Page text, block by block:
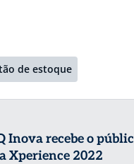
de estoque
Inova recebe o
Xperience 2022